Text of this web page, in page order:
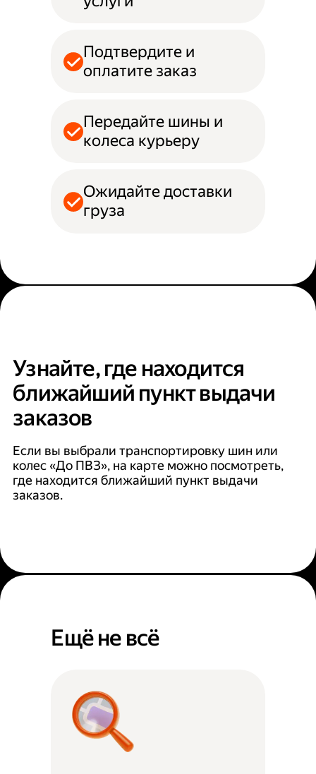
Подтвердите и
оплатите заказ
Передайте шины и
колеса курьеру
Ожидайте доставки
груза
Узнайте, где находится
ближайший пункт выдачи
заказов
Если вы выбрали транспортировку шин или
колес «До ПВЗ», на карте можно посмотреть,
где находится ближайший пункт выдачи
заказов.
Ещё не всё